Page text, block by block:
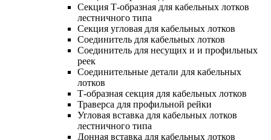
Секция Т-образная для кабельных лотков
лестничного типа
Секция угловая для кабельных лотков
Соединитель для кабельных лотков
Соединитель для несущих и и профильных
реек
Соединительные детали для кабельных
лотков
Т-образная секция для кабельных лотков
Траверса для профильной рейки
Угловая вставка для кабельных лотков
лестничного типа
Донная вставка для кабельных лотков